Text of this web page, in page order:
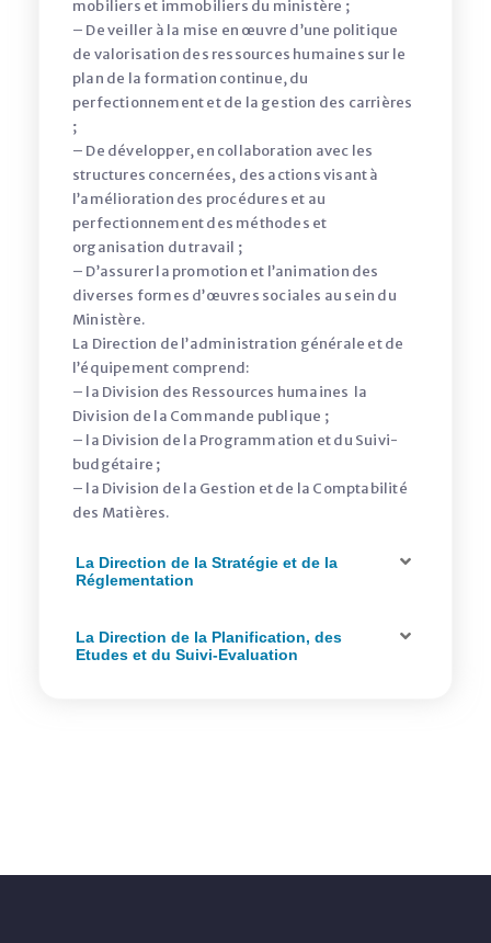
mobiliers et immobiliers du ministère ;
– De veiller à la mise en œuvre d’une politique
de valorisation des ressources humaines sur le
plan de la formation continue, du
perfectionnement et de la gestion des carrières
;
– De développer, en collaboration avec les
structures concernées, des actions visant à
l’amélioration des procédures et au
perfectionnement des méthodes et
organisation du travail ;
– D’assurer la promotion et l’animation des
diverses formes d’œuvres sociales au sein du
Ministère.
La Direction de l’administration générale et de
l’équipement comprend:
– la Division des Ressources humaines la
Division de la Commande publique ;
– la Division de la Programmation et du Suivi-
budgétaire ;
– la Division de la Gestion et de la Comptabilité
des Matières.
La Direction de la Stratégie et de la
Réglementation
La Direction de la Planification, des
Etudes et du Suivi-Evaluation